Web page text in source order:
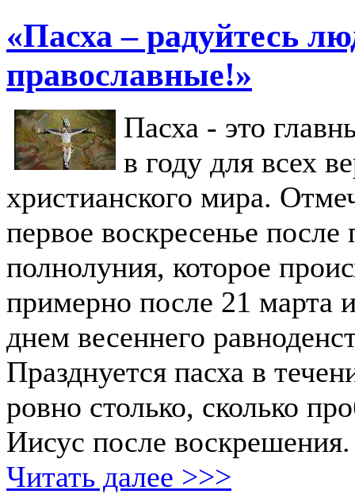
«Пасха – радуйтесь
православные!»
Пасха - это
в году для всех
христианского мира.
первое воскресенье после
полнолуния, которое
примерно после 21 марта
днем весеннего
Празднуется пасха в
ровно столько, сколько
Иисус после воскрешения.
Читать далее >>>